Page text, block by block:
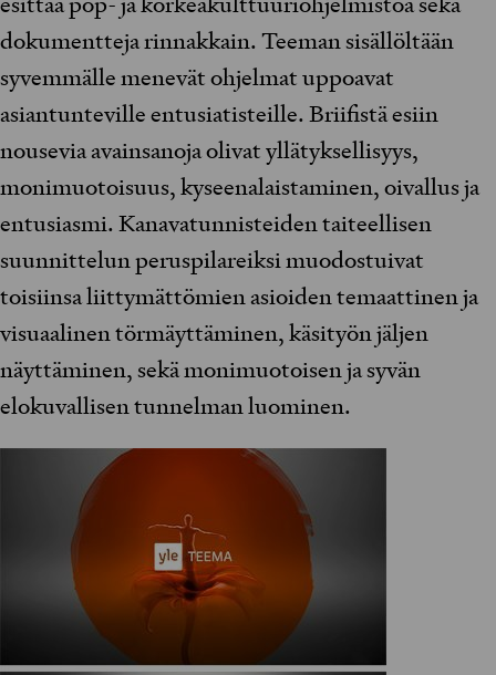
dokumentteja rinnakkain. Teeman sisällöltään
syvemmälle menevät ohjelmat uppoavat
asiantunteville entusiatisteille. Briifistä esiin
nousevia avainsanoja olivat yllätyksellisyys,
monimuotoisuus, kyseenalaistaminen, oivallus ja
entusiasmi. Kanavatunnisteiden taiteellisen
suunnittelun peruspilareiksi muodostuivat
toisiinsa liittymättömien asioiden temaattinen ja
visuaalinen törmäyttäminen, käsityön jäljen
näyttäminen, sekä monimuotoisen ja syvän
elokuvallisen tunnelman luominen.